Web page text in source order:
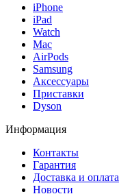
iPhone
iPad
Watch
Mac
AirPods
Samsung
Аксессуары
Приставки
Dyson
Информация
Контакты
Гарантия
Доставка и оплата
Новости